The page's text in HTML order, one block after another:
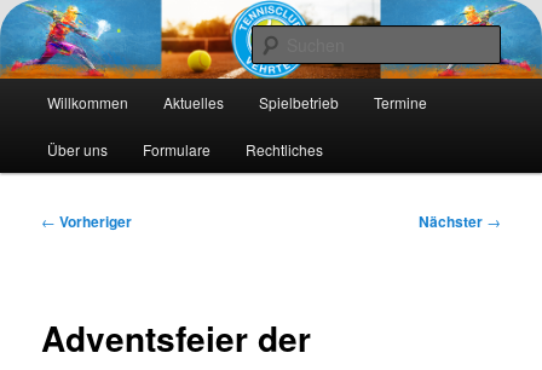
Tennis-Vehrte
Die Webseite des Tennisclub Vehrte e. V.
Zum
primären
Zum
sekundären
Willkommen Aktuelles Spielbetrieb Termine
Über uns Formulare Rechtliches
Beitragsnavigation
← Vorheriger Nächster →
Adventsfeier der